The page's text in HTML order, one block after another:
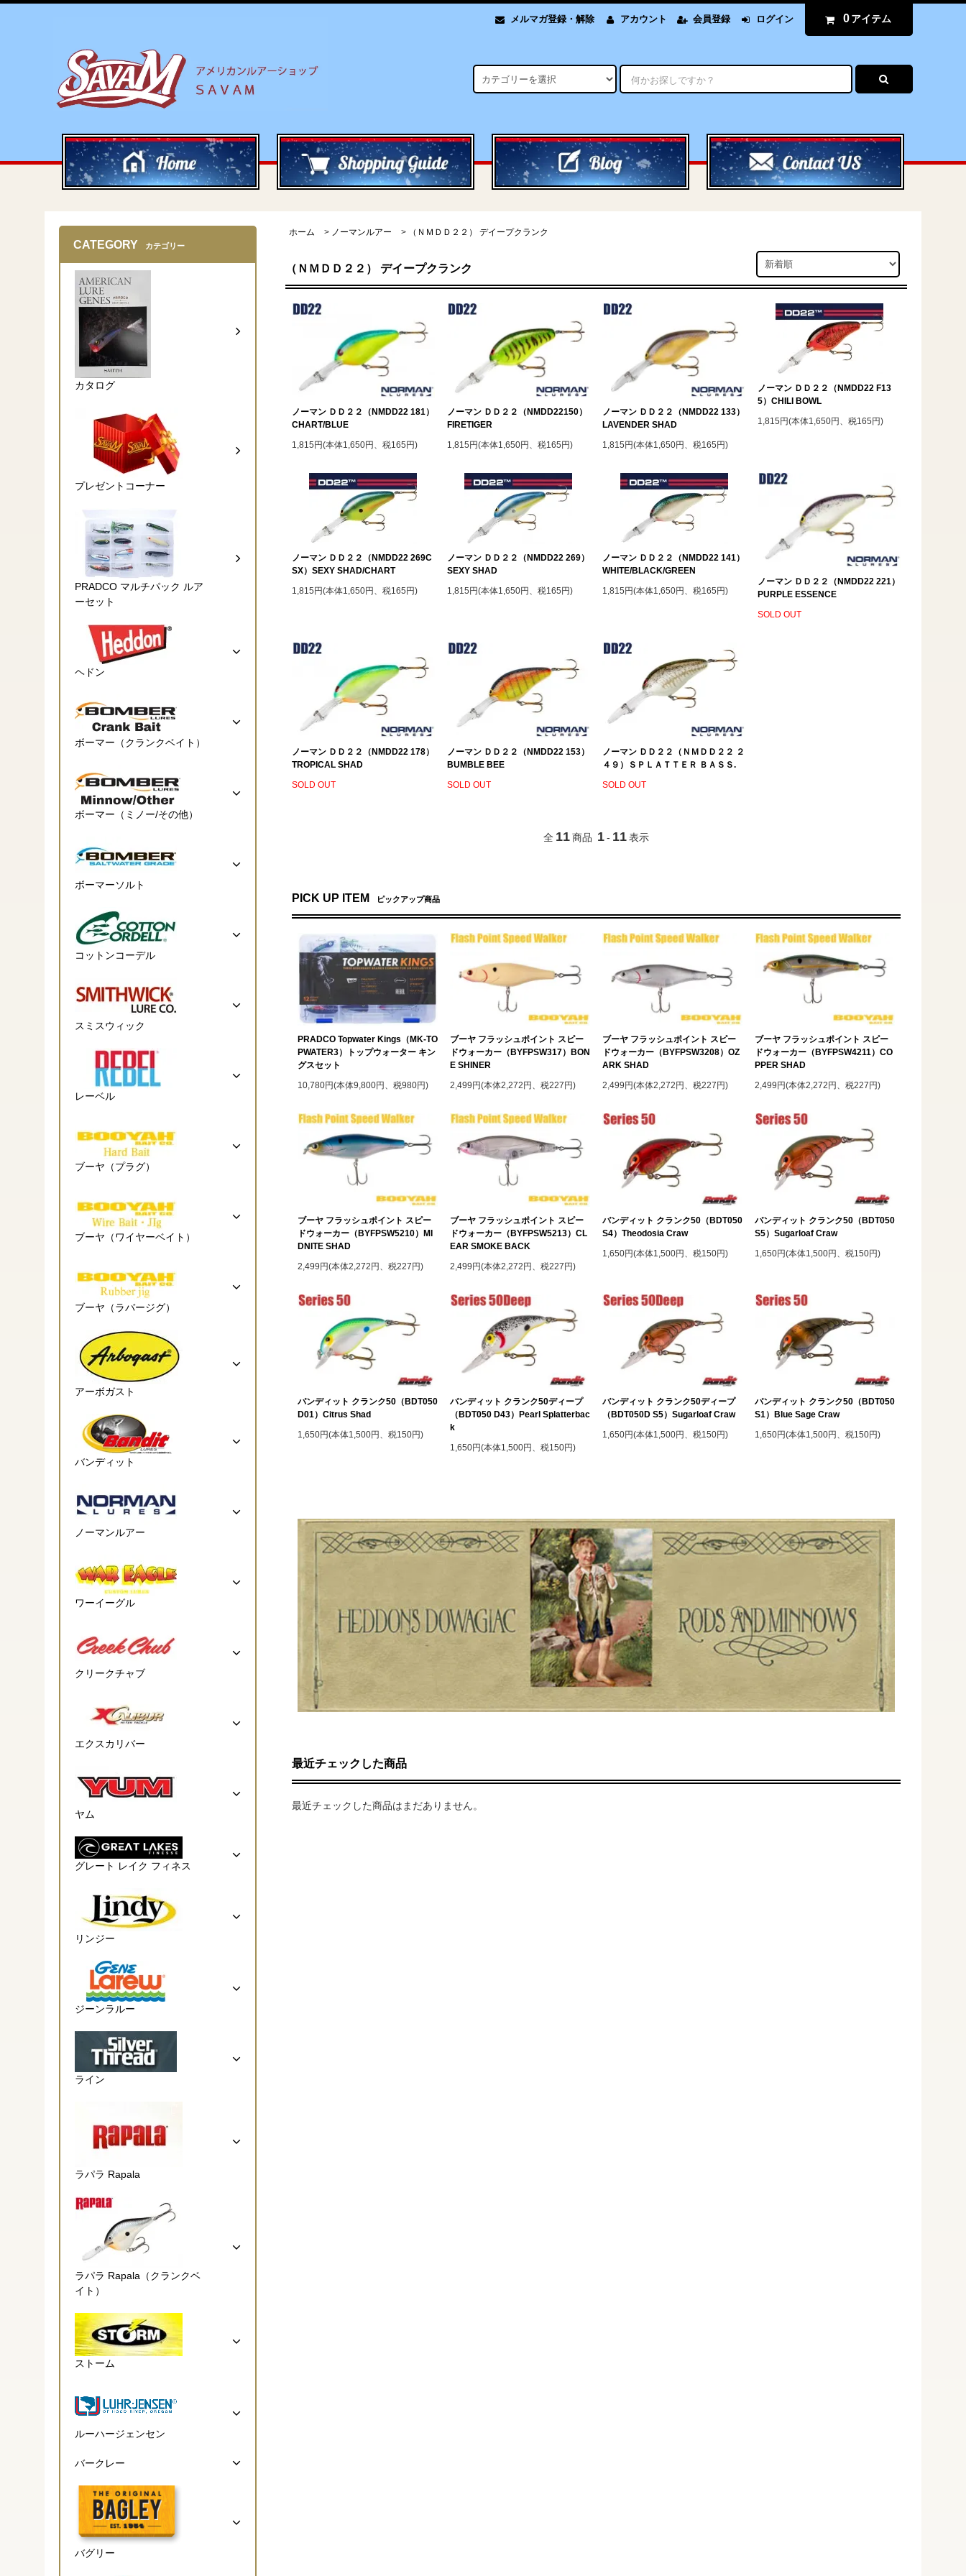
メルマガ登録・解除 アカウント 会員登録 ログイン 0 アイテム
ホーム > ノーマンルアー > （ＮＭＤＤ２２） デイープクランク
（ＮＭＤＤ２２） デイープクランク
ノーマン ＤＤ２２（NMDD22 181）
CHART/BLUE
1,815円(本体1,650円、税165円)
ノーマン ＤＤ２２（NMDD22150）
FIRETIGER
1,815円(本体1,650円、税165円)
ノーマン ＤＤ２２（NMDD22 133）
LAVENDER SHAD
1,815円(本体1,650円、税165円)
ノーマン ＤＤ２２（NMDD22 F13
5）CHILI BOWL
1,815円(本体1,650円、税165円)
ノーマン ＤＤ２２（NMDD22 269C
SX）SEXY SHAD/CHART
1,815円(本体1,650円、税165円)
ノーマン ＤＤ２２（NMDD22 269）
SEXY SHAD
1,815円(本体1,650円、税165円)
ノーマン ＤＤ２２（NMDD22 141）
WHITE/BLACK/GREEN
1,815円(本体1,650円、税165円)
ノーマン ＤＤ２２（NMDD22 221）
PURPLE ESSENCE
SOLD OUT
ノーマン ＤＤ２２（NMDD22 178）
TROPICAL SHAD
SOLD OUT
ノーマン ＤＤ２２（NMDD22 153）
BUMBLE BEE
SOLD OUT
ノーマン ＤＤ２２（ＮＭＤＤ２２ ２
４９）ＳＰＬＡＴＴＥＲ ＢＡＳＳ.
SOLD OUT
全 11商品 1- 11表示
PICK UP ITEM ピックアップ商品
PRADCO Topwater Kings（MK-TO
PWATER3）トップウォーター キン
グスセット
10,780円(本体9,800円、税980円)
ブーヤ フラッシュポイント スピー
ドウォーカー（BYFPSW317）BON
E SHINER
2,499円(本体2,272円、税227円)
ブーヤ フラッシュポイント スピー
ドウォーカー（BYFPSW3208）OZ
ARK SHAD
2,499円(本体2,272円、税227円)
ブーヤ フラッシュポイント スピー
ドウォーカー（BYFPSW4211）CO
PPER SHAD
2,499円(本体2,272円、税227円)
ブーヤ フラッシュポイント スピー
ドウォーカー（BYFPSW5210）MI
DNITE SHAD
2,499円(本体2,272円、税227円)
ブーヤ フラッシュポイント スピー
ドウォーカー（BYFPSW5213）CL
EAR SMOKE BACK
2,499円(本体2,272円、税227円)
バンディット クランク50（BDT050
S4）Theodosia Craw
1,650円(本体1,500円、税150円)
バンディット クランク50（BDT050
S5）Sugarloaf Craw
1,650円(本体1,500円、税150円)
バンディット クランク50（BDT050
D01）Citrus Shad
1,650円(本体1,500円、税150円)
バンディット クランク50ディープ
（BDT050 D43）Pearl Splatterbac
k
1,650円(本体1,500円、税150円)
バンディット クランク50ディープ
（BDT050D S5）Sugarloaf Craw
1,650円(本体1,500円、税150円)
バンディット クランク50（BDT050
S1）Blue Sage Craw
1,650円(本体1,500円、税150円)
最近チェックした商品
最近チェックした商品はまだありません。
CATEGORY カテゴリー
カタログ
プレゼントコーナー
PRADCO マルチパック ルア
ーセット
ヘドン
ボーマー（クランクベイト）
ボーマー（ミノー/その他）
ボーマーソルト
コットンコーデル
スミスウィック
レーベル
ブーヤ（プラグ）
ブーヤ（ワイヤーベイト）
ブーヤ（ラバージグ）
アーボガスト
バンディット
ノーマンルアー
ワーイーグル
クリークチャブ
エクスカリバー
ヤム
グレート レイク フィネス
リンジー
ジーンラルー
ライン
ラパラ Rapala
ラパラ Rapala（クランクベ
イト）
ストーム
ルーハージェンセン
バークレー
バグリー